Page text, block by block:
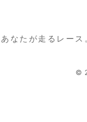
あなたが走るレース
©